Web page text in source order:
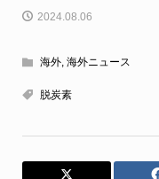
2024.08.06
海外, 海外ニュース
脱炭素